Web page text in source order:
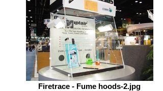
Firetrace - Fume hoods-2.jpg